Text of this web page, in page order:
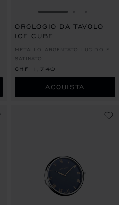
SLIDE 3VAI ALLA SLIDE 1
OROLOGIO DA TAVOLO
ICE CUBE
METALLO ARGENTATO LUCIDO E
SATINATO
CHF 1,740
ACQUISTA